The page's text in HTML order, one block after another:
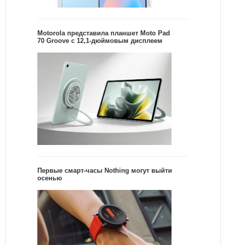
Motorola представила планшет Moto Pad
70 Groove с 12,1-дюймовым дисплеем
Первые смарт-часы Nothing могут выйти
осенью